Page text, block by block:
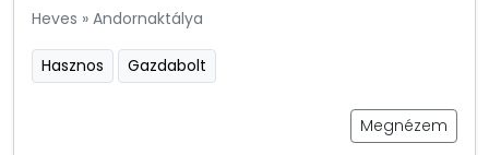
Heves » Andornaktálya
Hasznos Gazdabolt
Megnézem